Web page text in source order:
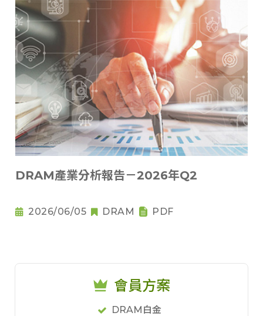
DRAM產業分析報告－2026年Q2
2026/06/05 DRAM PDF
會員方案
DRAM白金